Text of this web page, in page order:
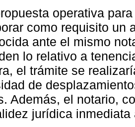
operativa
como requisito un
ante el mismo
lo relativo a
el trámite se
de
Además, el notario,
jurídica inmediata